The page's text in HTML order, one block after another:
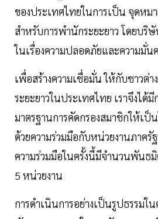
ของประเทศไทยในการเป็น จุดหม
สำหรับการพำนักระยะยาว โดยบริ
ในเรื่องความปลอดภัยและความมั่น
เพื่อสร้างความเชื่อมั่น ให้กับชาวต่
ระยะยาวในประเทศไทย เราจึงได้
มาตรฐานการคัดกรองสมาชิกให้เป็
ด้วยความร่วมมือกับหน่วยงานภาครั
ความร่วมมือในครั้งนี้มีจำนวนพันธมิ
5 หน่วยงาน
การดำเนินการอย่างเป็นรูปธรรมใ